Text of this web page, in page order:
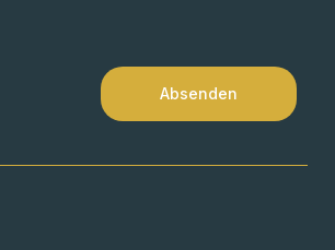
Absenden